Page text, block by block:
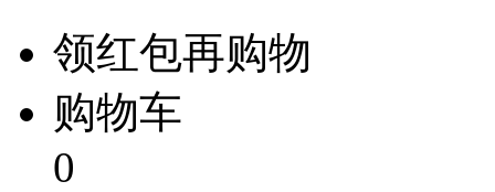
领红包再购物
购物车
0